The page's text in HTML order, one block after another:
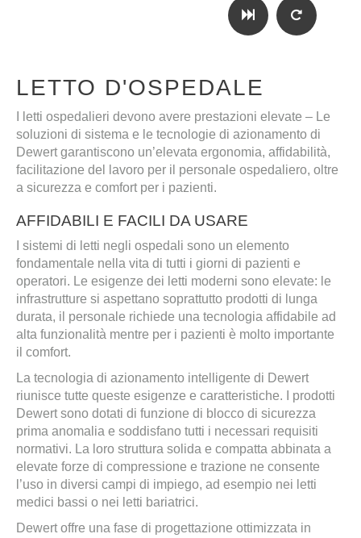
LETTO D'OSPEDALE
I letti ospedalieri devono avere prestazioni elevate – Le
soluzioni di sistema e le tecnologie di azionamento di
Dewert garantiscono un’elevata ergonomia, affidabilità,
facilitazione del lavoro per il personale ospedaliero, oltre
a sicurezza e comfort per i pazienti.
AFFIDABILI E FACILI DA USARE
I sistemi di letti negli ospedali sono un elemento
fondamentale nella vita di tutti i giorni di pazienti e
operatori. Le esigenze dei letti moderni sono elevate: le
infrastrutture si aspettano soprattutto prodotti di lunga
durata, il personale richiede una tecnologia affidabile ad
alta funzionalità mentre per i pazienti è molto importante
il comfort.
La tecnologia di azionamento intelligente di Dewert
riunisce tutte queste esigenze e caratteristiche. I prodotti
Dewert sono dotati di funzione di blocco di sicurezza
prima anomalia e soddisfano tutti i necessari requisiti
normativi. La loro struttura solida e compatta abbinata a
elevate forze di compressione e trazione ne consente
l’uso in diversi campi di impiego, ad esempio nei letti
medici bassi o nei letti bariatrici.
Dewert offre una fase di progettazione ottimizzata in